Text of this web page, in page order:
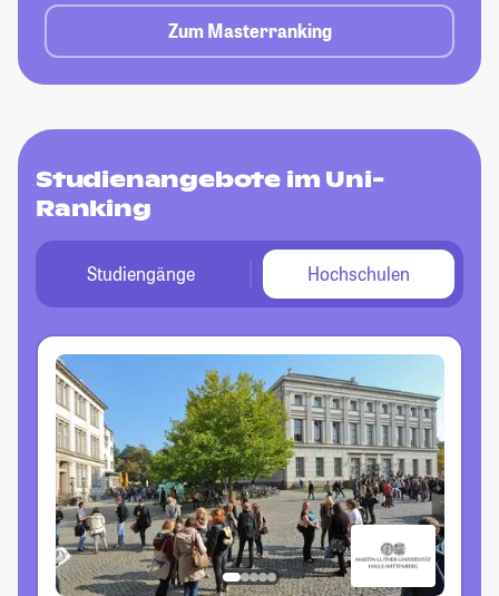
Zum Masterranking
Studienangebote im Uni-
Ranking
Studiengänge Hochschulen